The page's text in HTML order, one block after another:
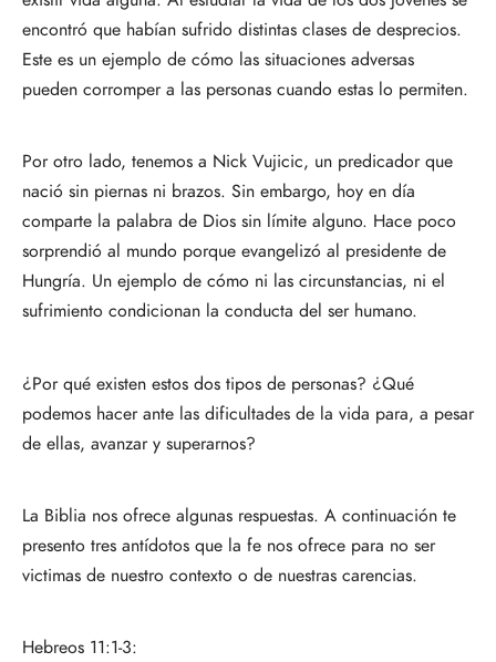
encontró que habían sufrido distintas clases de desprecios.
Este es un ejemplo de cómo las situaciones adversas
pueden corromper a las personas cuando estas lo permiten.
Por otro lado, tenemos a Nick Vujicic, un predicador que
nació sin piernas ni brazos. Sin embargo, hoy en día
comparte la palabra de Dios sin límite alguno. Hace poco
sorprendió al mundo porque evangelizó al presidente de
Hungría. Un ejemplo de cómo ni las circunstancias, ni el
sufrimiento condicionan la conducta del ser humano.
¿Por qué existen estos dos tipos de personas? ¿Qué
podemos hacer ante las dificultades de la vida para, a pesar
de ellas, avanzar y superarnos?
La Biblia nos ofrece algunas respuestas. A continuación te
presento tres antídotos que la fe nos ofrece para no ser
victimas de nuestro contexto o de nuestras carencias.
Hebreos 11:1-3: